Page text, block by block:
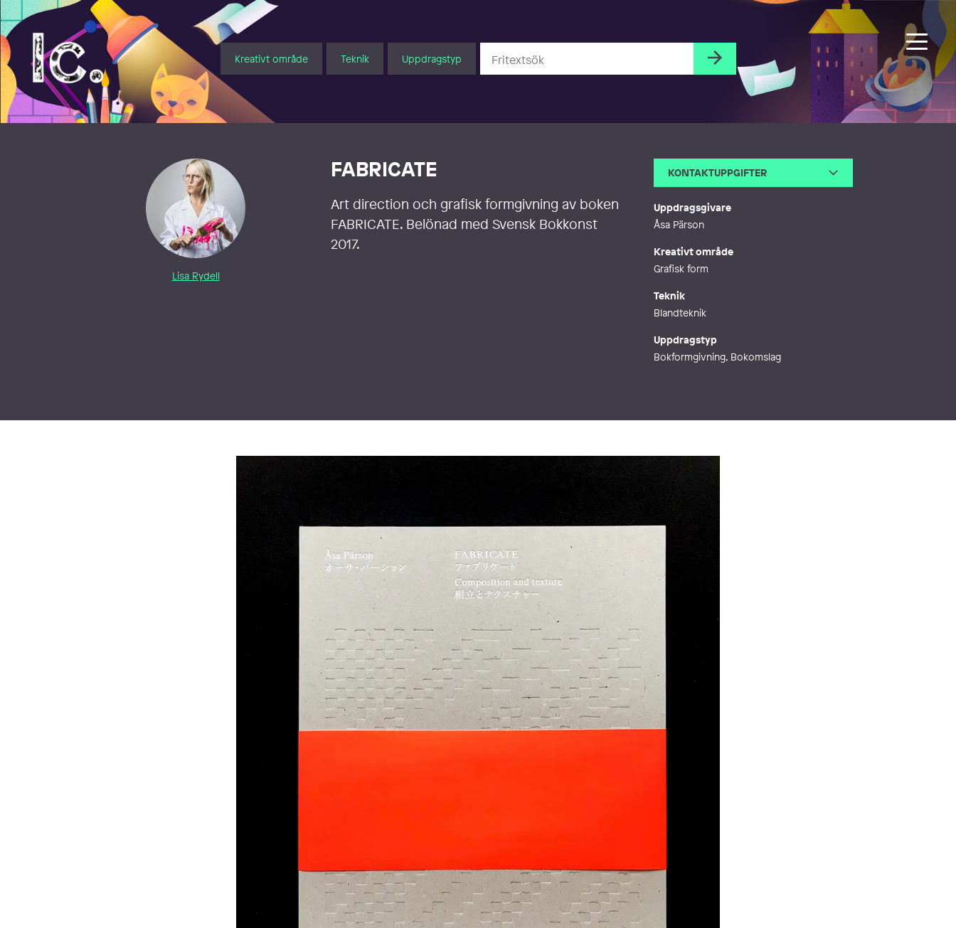
Illustratörcentrum
Kreativt område Teknik Uppdragstyp
Lisa Rydell
FABRICATE
Art direction och grafisk formgivning av boken
FABRICATE. Belönad med Svensk Bokkonst
2017.
KONTAKTUPPGIFTER
Webb http://www.lisarydell.com
Uppdragsgivare
Åsa Pärson
Kreativt område
Grafisk form
Teknik
Blandteknik
Uppdragstyp
Bokformgivning, Bokomslag